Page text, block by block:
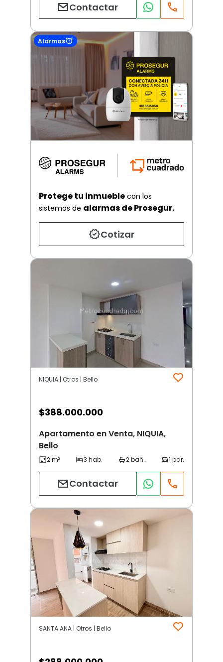
Contactar
Alarmas
Protege tu inmueble con los
sistemas de alarmas de Prosegur.
Cotizar
NIQUIA | Otros | Bello
$388.000.000
Apartamento en Venta, NIQUIA,
Bello
Contactar
SANTA ANA | Otros | Bello